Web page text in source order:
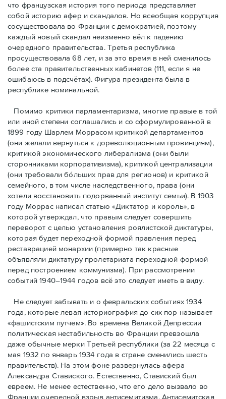
что французская история того периода представляет
собой историю афер и скандалов. Но всеобщая коррупция
сосуществовала во Франции с демократией, поэтому
каждый новый скандал неизменно вёл к падению
очередного правительства. Третья республика
просуществовала 68 лет, и за это время в ней сменилось
более ста правительственных кабинетов (111, если я не
ошибаюсь в подсчётах). Фигура президента была в
республике номинальной.
Помимо критики парламентаризма, многие правые в той
или иной степени соглашались и со сформулированной в
1899 году Шарлем Моррасом критикой департаментов
(они желали вернуться к дореволюционным провинциям),
критикой экономического либерализма (они были
сторонниками корпоративизма), критикой централизации
(они требовали бóльших прав для регионов) и критикой
семейного, в том числе наследственного, права (они
хотели восстановить подорванный институт семьи). В 1903
году Моррас написал статью «Диктатор и король», в
которой утверждал, что правым следует совершить
переворот с целью установления роялистской диктатуры,
которая будет переходной формой правления перед
реставрацией монархии (примерно так красные
объявляли диктатуру пролетариата переходной формой
перед построением коммунизма). При рассмотрении
событий 1940–1944 годов всё это следует иметь в виду.
Не следует забывать и о февральских событиях 1934
года, которые левая историография до сих пор называет
«фашистским путчем». Во времена Великой Депрессии
политическая нестабильность во Франции превзошла
даже обычные мерки Третьей республики (за 22 месяца с
мая 1932 по январь 1934 года в стране сменились шесть
правительств). На этом фоне развернулась афера
Александра Ставиского. Естественно, Ставиский был
евреем. Не менее естественно, что его дело вызвало во
Франции очередной взрыв антисемитизма. Антисемитская